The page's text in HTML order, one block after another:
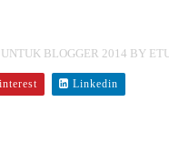
BLOGGER 2014 BY
Linkedin